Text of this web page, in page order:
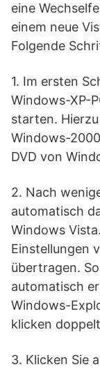
eine
einem neue
Folgende
1. Im ersten
Windows-XP-
starten.
Windows-
DVD von
2. Nach
automatisch
Windows
Einstellungen
übertragen.
automatisch
Windows-
klicken
3. Klicken Sie